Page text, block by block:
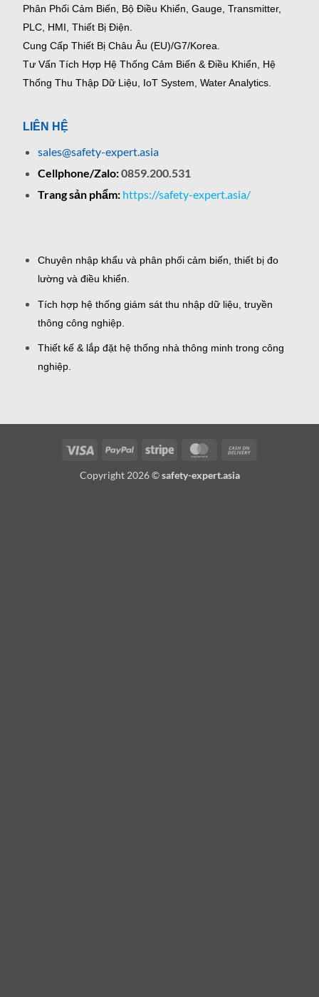
Phân Phối Cảm Biến, Bộ Điều Khiển, Gauge, Transmitter,
PLC, HMI, Thiết Bị Điện.
Cung Cấp Thiết Bị Châu Âu (EU)/G7/Korea.
Tư Vấn Tích Hợp Hệ Thống Cảm Biến & Điều Khiển, Hệ
Thống Thu Thập Dữ Liệu, IoT System, Water Analytics.
LIÊN HỆ
sales@safety-expert.asia
Cellphone/Zalo:0859.200.531
Trang sản phẩm: https://safety-expert.asia/
Chuyên nhập khẩu và phân phối cảm biến, thiết bị đo
lường và điều khiển.
Tích hợp hệ thống giám sát thu nhập dữ liệu, truyền
thông công nghiệp.
Thiết kế & lắp đặt hệ thống nhà thông minh trong công
nghiệp.
Visa PayPal Stripe MasterCard
Copyright 2026 ©safety-expert.asia